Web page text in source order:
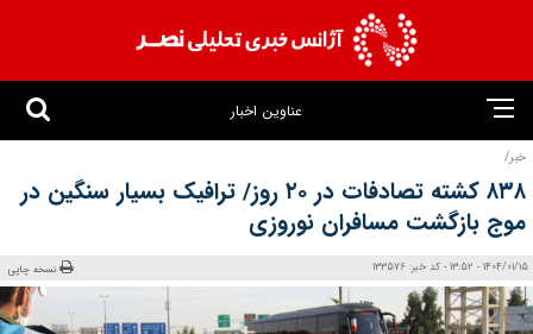
عناوین اخبار
خبر/
۸۳۸ کشته تصادفات در ۲۰ روز/ ترافیک بسیار سنگین در
موج بازگشت مسافران نوروزی
1404/01/15 - 13:52 - کد خبر: 133576 نسخه چاپی